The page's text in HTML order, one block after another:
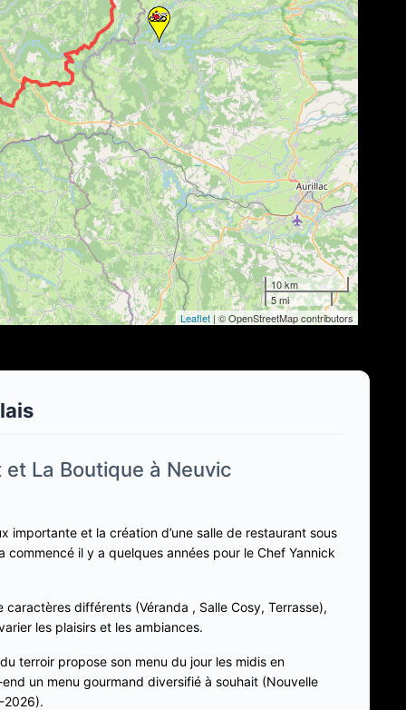
10 km
5 mi
Leaflet | © OpenStreetMap contributors
La Boutique à Neuvic
importante et la création d’une salle de restaurant sous
commencé il y a quelques années pour le Chef Yannick
différents (Véranda , Salle Cosy, Terrasse),
les plaisirs et les ambiances.
terroir propose son menu du jour les midis en
un menu gourmand diversifié à souhait (Nouvelle
2026).